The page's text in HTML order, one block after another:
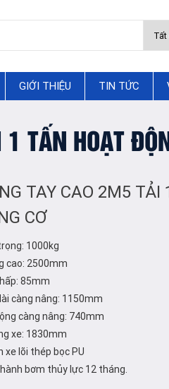
GIỚI THIỆU TIN TỨC
TẤN HOẠT
TAY CAO 2M5 TẢI
CƠ
1000kg
cao: 2500mm
85mm
càng nâng: 1150mm
càng nâng: 740mm
xe: 1830mm
xe lõi thép bọc PU
bơm thủy lực 12 tháng.